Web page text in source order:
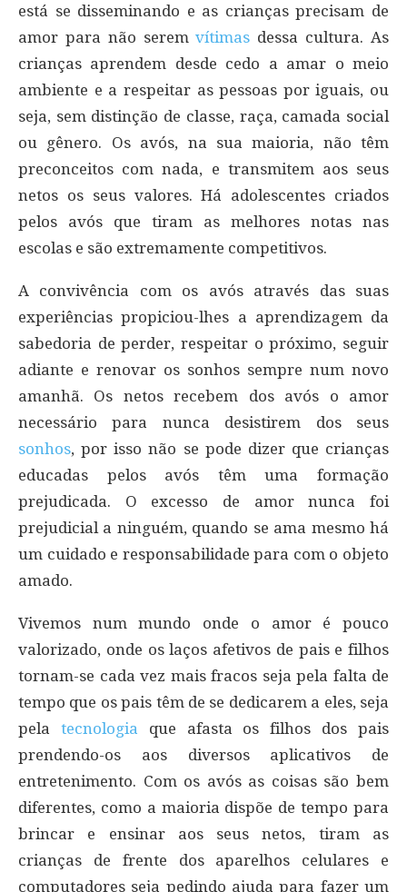
está se disseminando e as crianças precisam de
amor para não seremvítimas dessa cultura. As
crianças aprendem desde cedo a amar o meio
ambiente e a respeitar as pessoas por iguais, ou
seja, sem distinção de classe, raça, camada social
ou gênero. Os avós, na sua maioria, não têm
preconceitos com nada, e transmitem aos seus
netos os seus valores. Há adolescentes criados
pelos avós que tiram as melhores notas nas
escolas e são extremamente competitivos.
A convivência com os avós através das suas
experiências propiciou-lhes a aprendizagem da
sabedoria de perder, respeitar o próximo, seguir
adiante e renovar os sonhos sempre num novo
amanhã. Os netos recebem dos avós o amor
necessário para nunca desistirem dos seus
sonhos, por isso não se pode dizer que crianças
educadas pelos avós têm uma formação
prejudicada. O excesso de amor nunca foi
prejudicial a ninguém, quando se ama mesmo há
um cuidado e responsabilidade para com o objeto
amado.
Vivemos num mundo onde o amor é pouco
valorizado, onde os laços afetivos de pais e filhos
tornam-se cada vez mais fracos seja pela falta de
tempo que os pais têm de se dedicarem a eles, seja
pela tecnologia que afasta os filhos dos pais
prendendo-os aos diversos aplicativos de
entretenimento. Com os avós as coisas são bem
diferentes, como a maioria dispõe de tempo para
brincar e ensinar aos seus netos, tiram as
crianças de frente dos aparelhos celulares e
computadores seja pedindo ajuda para fazer um